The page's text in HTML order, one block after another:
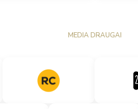
MEDIA DRAUGAI